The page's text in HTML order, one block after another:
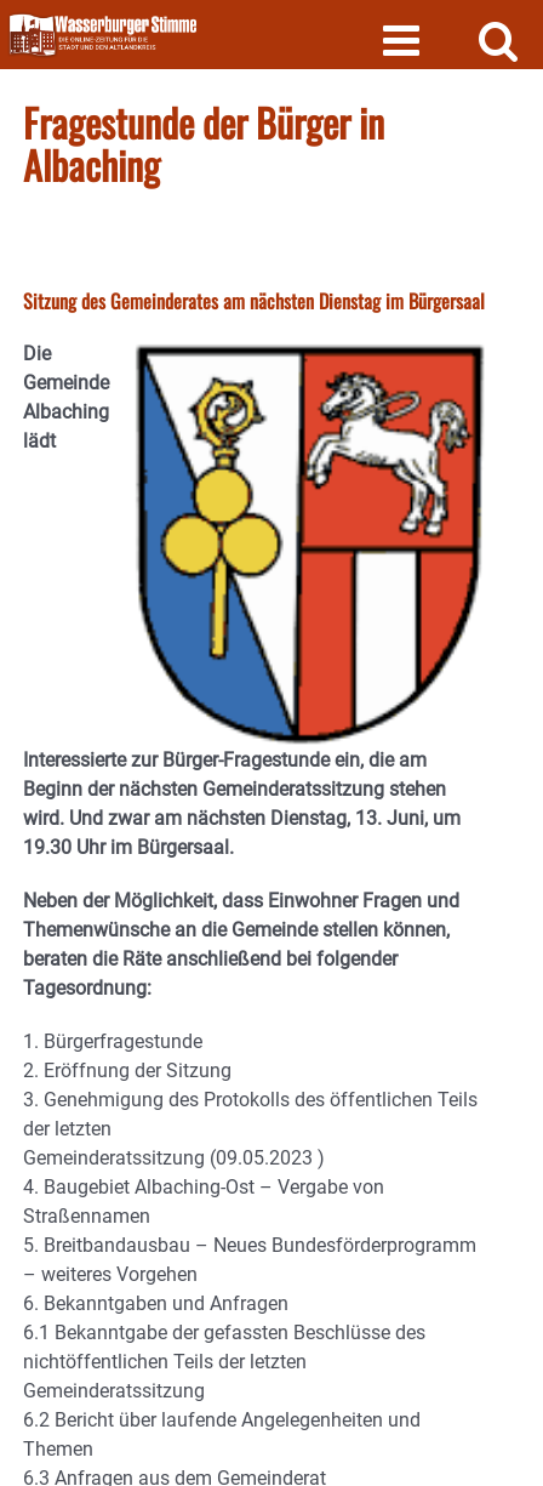
Skip
to
content
Fragestunde der Bürger in
Albaching
Sitzung des Gemeinderates am nächsten Dienstag im Bürgersaal
Die
Gemeinde
Albaching
lädt
Interessierte zur Bürger-Fragestunde ein, die am
Beginn der nächsten Gemeinderatssitzung stehen
wird. Und zwar am nächsten Dienstag, 13. Juni, um
19.30 Uhr im Bürgersaal.
Neben der Möglichkeit, dass Einwohner Fragen und
Themenwünsche an die Gemeinde stellen können,
beraten die Räte anschließend bei folgender
Tagesordnung:
1. Bürgerfragestunde
2. Eröffnung der Sitzung
3. Genehmigung des Protokolls des öffentlichen Teils
der letzten
Gemeinderatssitzung (09.05.2023 )
4. Baugebiet Albaching-Ost – Vergabe von
Straßennamen
5. Breitbandausbau – Neues Bundesförderprogramm
– weiteres Vorgehen
6. Bekanntgaben und Anfragen
6.1 Bekanntgabe der gefassten Beschlüsse des
nichtöffentlichen Teils der letzten
Gemeinderatssitzung
6.2 Bericht über laufende Angelegenheiten und
Themen
6.3 Anfragen aus dem Gemeinderat